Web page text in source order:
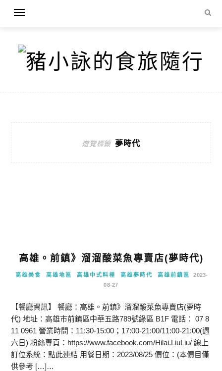
遊覽標籤 夢時代
高雄。前鎮》溜溜酸菜魚專賣店(夢時代)
高雄美食 高雄地區 高雄中式料裡 高雄夢時代 高雄前鎮區
2023-
08-27
【餐廳資訊】 餐廳：高雄。前鎮》溜溜酸菜魚專賣店(夢時
代) 地址：高雄市前鎮區中華五路789號綠區 B1F 電話： 07 8
11 0961 營業時間：11:30-15:00；17:00-21:00/11:00-21:00(週
六日) 粉絲專頁：https://www.facebook.com/Hilai.LiuLiu/ 線上
訂位系統：點此連結 用餐日期：2023/08/25 價位：(本價目僅
供參考 […]…